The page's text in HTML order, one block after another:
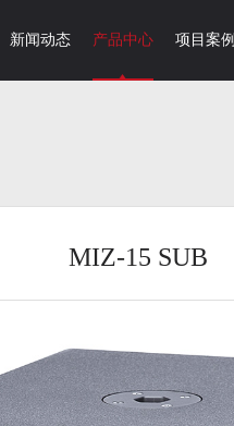
新闻动态 产品中心 项目案例
MIZ-15 SUB